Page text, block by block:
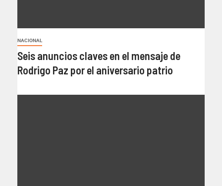
NACIONAL
Seis anuncios claves en el mensaje de
Rodrigo Paz por el aniversario patrio